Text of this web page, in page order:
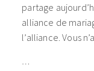
partage
alliance de
l’alliance. Vous
…